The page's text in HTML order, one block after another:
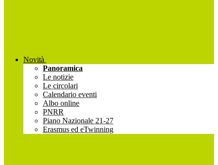
Novità
Panoramica
Le notizie
Le circolari
Calendario eventi
Albo online
PNRR
Piano Nazionale 21-27
Erasmus ed eTwinning